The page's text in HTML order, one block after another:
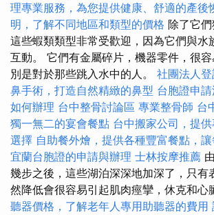
理專業服務，為您提供健康、舒適的產後
明，了解不同地區和類型的價格 除了它們
這些蝦類類型非常受歡迎，因為它們與水
互動。 它們有金屬碎片，機器零件，很
別是對於那些跳入水中的人。 社團法人
鼻手術，打造自然精緻的鼻型 台胞證申
如何辦理 台中整骨討論區 專業整骨師 台
獨一無二的宴會餐點 台中搬家公司，提
選擇 自助餐外燴，提供各種豐富餐點，
宜蘭台胞證的申請與辦理 士林按摩推薦
幾步之後，這些湖泊深深地加深了，只有
然降低會很容易引起肌肉痙攣，休克和心
聽器價格，了解老年人專用助聽器的費用